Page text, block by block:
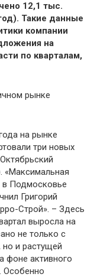
12,1 тыс.
Такие данные
компании
на
по кварталам,
на рынке
три новых
«Максимальная
в Подмосковье
Григорий
Строй». – Здесь
выросла на
не только с
но и растущей
фоне активного
Особенно